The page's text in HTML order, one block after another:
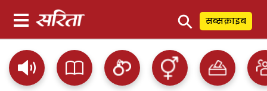
⚲ सब्सक्राइब